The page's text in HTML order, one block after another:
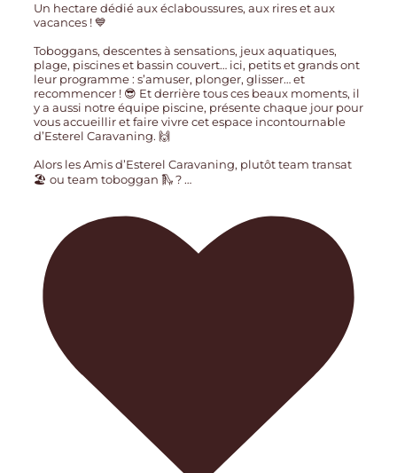
Un hectare dédié aux éclaboussures, aux rires et aux
vacances ! 💙
Toboggans, descentes à sensations, jeux aquatiques,
plage, piscines et bassin couvert… ici, petits et grands ont
leur programme : s’amuser, plonger, glisser… et
recommencer ! 😎 Et derrière tous ces beaux moments, il
y a aussi notre équipe piscine, présente chaque jour pour
vous accueillir et faire vivre cet espace incontournable
d’Esterel Caravaning. 🙌
Alors les Amis d’Esterel Caravaning, plutôt team transat
🏖️ ou team toboggan 🛝 ?…